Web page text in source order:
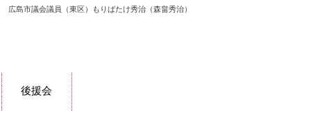
広島市議会議員（東区）もりばたけ秀治（森畠秀治）
後援会